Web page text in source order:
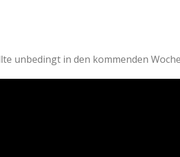
unbedingt in den kommenden